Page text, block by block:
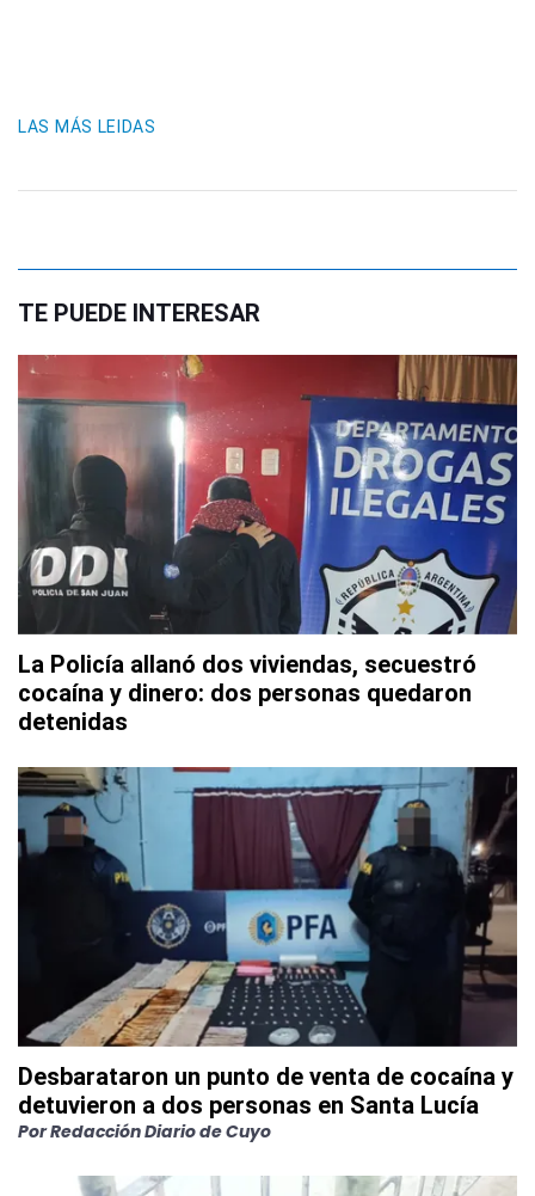
LAS MÁS LEIDAS
TE PUEDE INTERESAR
La Policía allanó dos viviendas, secuestró
cocaína y dinero: dos personas quedaron
detenidas
Desbarataron un punto de venta de cocaína y
detuvieron a dos personas en Santa Lucía
PorRedacción Diario de Cuyo